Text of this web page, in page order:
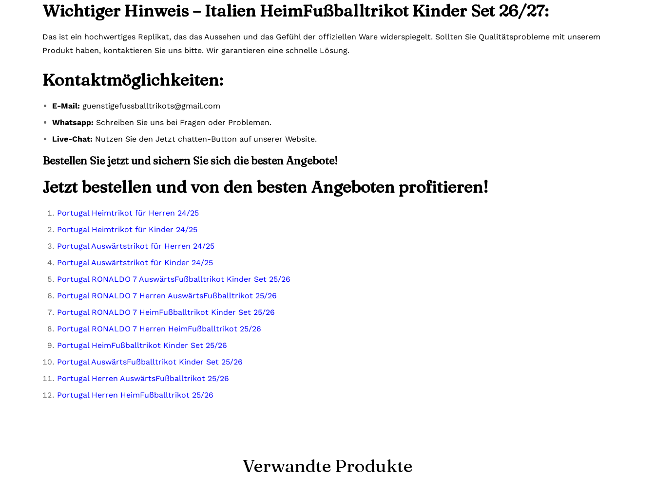
Wichtiger Hinweis – Italien HeimFußballtrikot Kinder Set 26/27:
Das ist ein hochwertiges Replikat, das das Aussehen und das Gefühl der offiziellen Ware widerspiegelt. Sollten Sie Qualitätsprobleme mit unserem
Produkt haben, kontaktieren Sie uns bitte. Wir garantieren eine schnelle Lösung.
Kontaktmöglichkeiten:
E-Mail: guenstigefussballtrikots@gmail.com
Whatsapp: Schreiben Sie uns bei Fragen oder Problemen.
Live-Chat: Nutzen Sie den Jetzt chatten-Button auf unserer Website.
Bestellen Sie jetzt und sichern Sie sich die besten Angebote!
Jetzt bestellen und von den besten Angeboten profitieren!
Portugal Heimtrikot für Herren 24/25
Portugal Heimtrikot für Kinder 24/25
Portugal Auswärtstrikot für Herren 24/25
Portugal Auswärtstrikot für Kinder 24/25
Portugal RONALDO 7 AuswärtsFußballtrikot Kinder Set 25/26
Portugal RONALDO 7 Herren AuswärtsFußballtrikot 25/26
Portugal RONALDO 7 HeimFußballtrikot Kinder Set 25/26
Portugal RONALDO 7 Herren HeimFußballtrikot 25/26
Portugal HeimFußballtrikot Kinder Set 25/26
Portugal AuswärtsFußballtrikot Kinder Set 25/26
Portugal Herren AuswärtsFußballtrikot 25/26
Portugal Herren HeimFußballtrikot 25/26
Verwandte Produkte